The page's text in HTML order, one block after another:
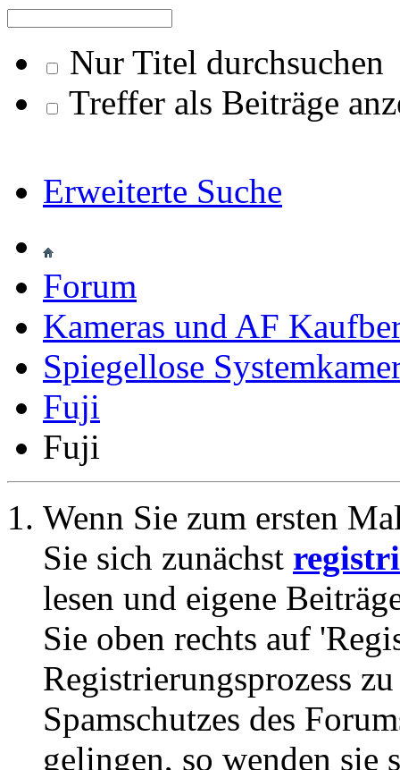
Nur Titel durchsuchen
Treffer als Beiträge
Erweiterte Suche
Forum
Kameras und AF
Spiegellose
Fuji
Fuji
Wenn Sie zum ersten
Sie sich zunächst
lesen und eigene
Sie oben rechts auf
Registrierungsprozess
Spamschutzes des
gelingen, so wenden sie